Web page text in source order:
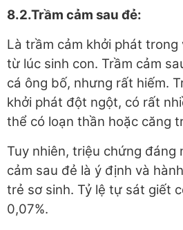
8.2.Trầm cảm sau đẻ:
Là trầm cảm khởi phát
từ lúc sinh con. Trầm cảm
cá ông bố, nhưng rất hiếm.
khởi phát đột ngột, có rất
thể có loạn thần hoặc căng
Tuy nhiên, triệu chứng đáng
cảm sau đẻ là ý định và
trẻ sơ sinh. Tỷ lệ tự sát giết
0,07%.